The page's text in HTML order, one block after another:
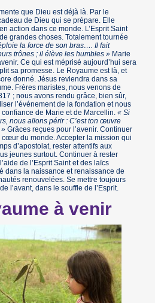
que Dieu est déjà là. Par le
de Dieu qui se prépare. Elle
action dans ce monde. L’Esprit Saint
grandes choses. Totalement tournée
la force de son bras…. Il fait
trônes ; il élève les humbles » Marie
Ce qui est méprisé aujourd’hui sera
sa promesse. Le Royaume est là, et
donné. Jésus reviendra dans sa
Frères maristes, nous venons de
; nous avons rendu grâce, bien sûr,
l’événement de la fondation et nous
confiance de Marie et de Marcellin.« Si
nous allons périr : C’est ton œuvre
Grâces reçues pour l’avenir. Continuer
du monde. Accepter la mission qui
d’apostolat, rester attentifs aux
jeunes surtout. Continuer à rester
de l’Esprit Saint et des laïcs
dans la naissance et renaissance de
renouvelées. Se mettre toujours
l’avant, dans le souffle de l’Esprit.
à venir